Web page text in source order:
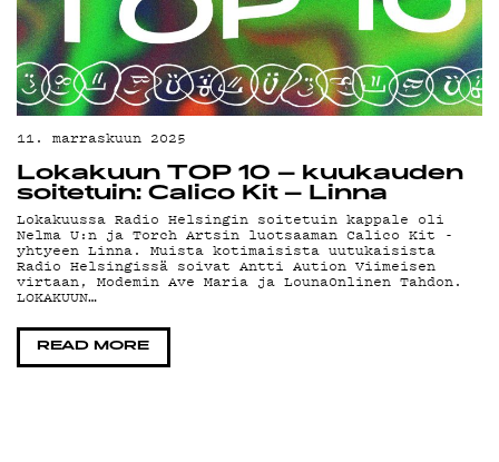
MAINOSTA
YHTEYSTIEDOT
G LIVELAB
YSTÄVÄKLUBI
TIETOSUOJA
11. marraskuun 2025
Lokakuun TOP 10 – kuukauden
soitetuin: Calico Kit – Linna
Lokakuussa Radio Helsingin soitetuin kappale oli
Nelma U:n ja Torch Artsin luotsaaman Calico Kit -
yhtyeen Linna. Muista kotimaisista uutukaisista
Radio Helsingissä soivat Antti Aution Viimeisen
virtaan, Modemin Ave Maria ja Louna0nlinen Tahdon.
LOKAKUUN…
READ MORE